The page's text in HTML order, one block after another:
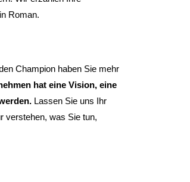
Roman.
Champion haben Sie mehr
hat eine Vision, eine
Lassen Sie uns Ihr
verstehen, was Sie tun,